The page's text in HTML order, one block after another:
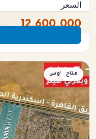
السعر
12,600,000
تاون هاوس
متاح